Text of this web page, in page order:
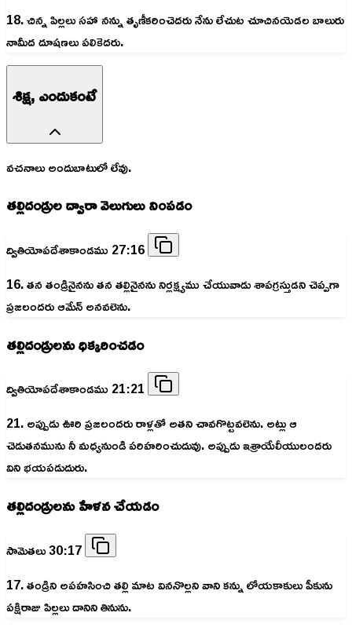
18. చిన్న పిల్లలు సహా నన్ను తృణీకరించెదరు నేను లేచుట చూచినయెడల బాలురు
నామీద దూషణలు పలికెదరు.
శిక్ష, ఎందుకంటే
వచనాలు అందుబాటులో లేవు.
తల్లిదండ్రుల ద్వారా వెలుగులు నింపడం
ద్వితియోపదేశాకాండము 27:16
16. తన తండ్రినైనను తన తల్లినైనను నిర్లక్ష్యము చేయువాడు శాపగ్రస్తుడని చెప్పగా
ప్రజలందరు ఆమేన్‌ అనవలెను.
తల్లిదండ్రులను ధిక్కరించడం
ద్వితియోపదేశాకాండము 21:21
21. అప్పుడు ఊరి ప్రజలందరు రాళ్లతో అతని చావగొట్టవలెను. అట్లు ఆ
చెడుతనమును నీ మధ్యనుండి పరిహరించుదువు. అప్పుడు ఇశ్రాయేలీయులందరు
విని భయపడుదురు.
తల్లిదండ్రులను హేళన చేయడం
సామెతలు 30:17
17. తండ్రిని అపహసించి తల్లి మాట విననొల్లని వాని కన్ను లోయకాకులు పీకును
పక్షిరాజు పిల్లలు దానిని తినును.